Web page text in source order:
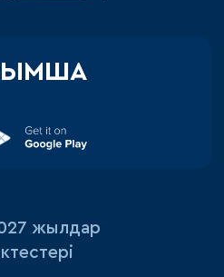
жылдар